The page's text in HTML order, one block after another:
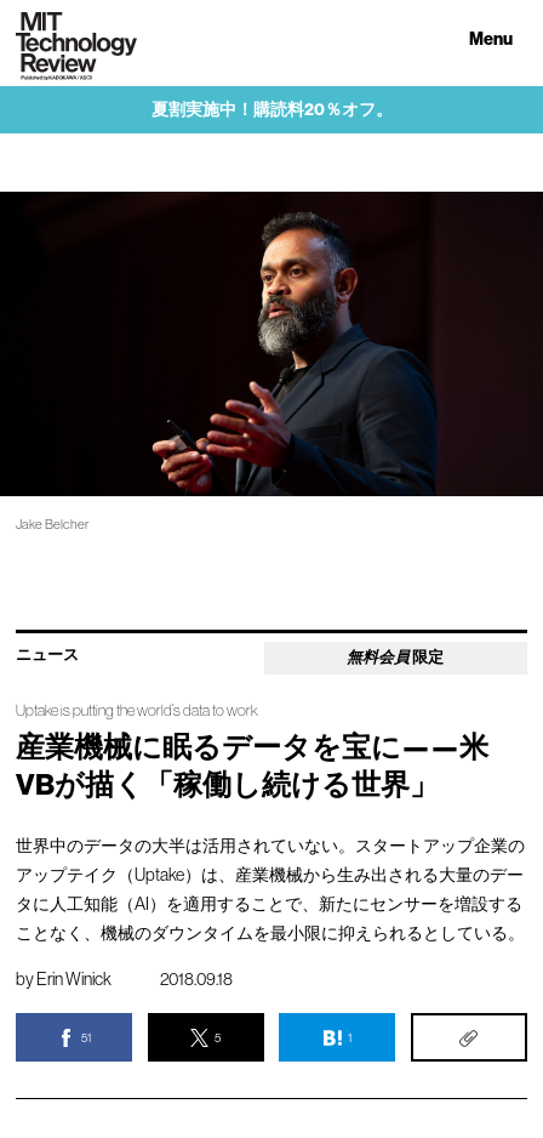
Menu
夏割実施中！購読料20％オフ。
Jake Belcher
ニュース 無料会員 限定
Uptake is putting the world’s data to work
産業機械に眠るデータを宝に——米
VBが描く「稼働し続ける世界」
世界中のデータの大半は活用されていない。スタートアップ企業の
アップテイク（Uptake）は、産業機械から生み出される大量のデー
タに人工知能（AI）を適用することで、新たにセンサーを増設する
ことなく、機械のダウンタイムを最小限に抑えられるとしている。
byErin Winick 2018.09.18
51 5 1